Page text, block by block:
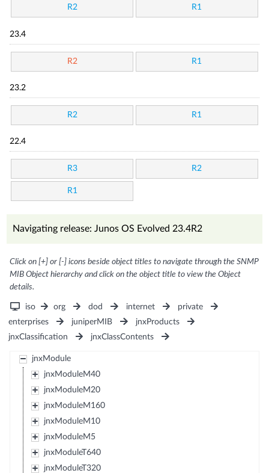
R2 R1
23.4
R2 R1
23.2
R2 R1
22.4
R3 R2
R1
Navigating release: Junos OS Evolved 23.4R2
Click on [+] or [-] icons beside object titles to navigate through the SNMP
MIB Object hierarchy and click on the object title to view the Object
details.
iso org dod internet
private
enterprises
juniperMIB
jnxProducts
jnxClassification
jnxClassContents
jnxModule
jnxModuleM40
jnxModuleM20
jnxModuleM160
jnxModuleM10
jnxModuleM5
jnxModuleT640
jnxModuleT320